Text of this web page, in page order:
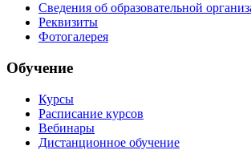
Сведения об образовательной
Реквизиты
Фотогалерея
Обучение
Курсы
Расписание курсов
Вебинары
Дистанционное обучение